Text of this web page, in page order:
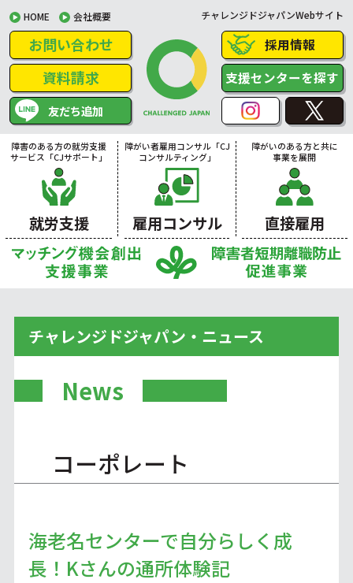
HOME 会社概要 チャレンジドジャパンWebサイト
お問い合わせ
資料請求
友だち追加
採用情報
支援センターを探す
障害のある方の就労支援
サービス「CJサポート」
就労支援
障がい者雇用コンサル「CJ
コンサルティング」
雇用コンサル
障がいのある方と共に
事業を展開
直接雇用
チャレンジドジャパン・ニュース
News
コーポレート
海老名センターで自分らしく成
長！Kさんの通所体験記